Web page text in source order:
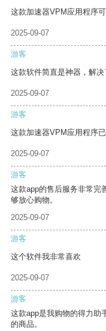
这款加速器VPM应用程序
2025-09-07
游客
这款软件简直是神器，解决
2025-09-07
游客
这款加速器VPM应用程序
2025-09-07
游客
这款app的售后服务非常完
够放心购物。
2025-09-07
游客
这个软件我非常喜欢
2025-09-07
游客
这款app是我购物的得力助
的商品。